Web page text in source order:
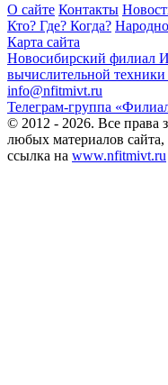
О сайте Контакты
Кто? Где? Когда?
Карта сайта
Новосибирский филиал
вычислительной
info@nfitmivt.ru
Телеграм-группа
© 2012 - 2026. Все
любых материалов
ссылка на www.nfitmivt.ru